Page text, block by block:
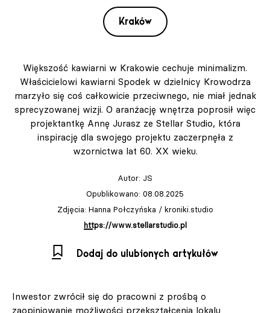
Kraków
Większość kawiarni w Krakowie cechuje minimalizm.
Właścicielowi kawiarni Spodek w dzielnicy Krowodrza
marzyło się coś całkowicie przeciwnego, nie miał jednak
sprecyzowanej wizji. O aranżację wnętrza poprosił więc
projektantkę Annę Jurasz ze Stellar Studio, która
inspirację dla swojego projektu zaczerpnęła z
wzornictwa lat 60. XX wieku.
Autor: JS
Opublikowano: 08.08.2025
Zdjęcia: Hanna Połczyńska / kroniki.studio
https://www.stellarstudio.pl
Dodaj do ulubionych artykułów
Inwestor zwrócił się do pracowni z prośbą o
zaopiniowanie możliwości przekształcenia lokalu